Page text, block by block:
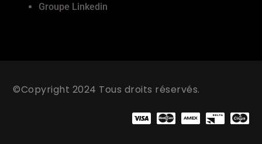
Groupe Linkedin
©Copyright 2024 Tous droits réservés.